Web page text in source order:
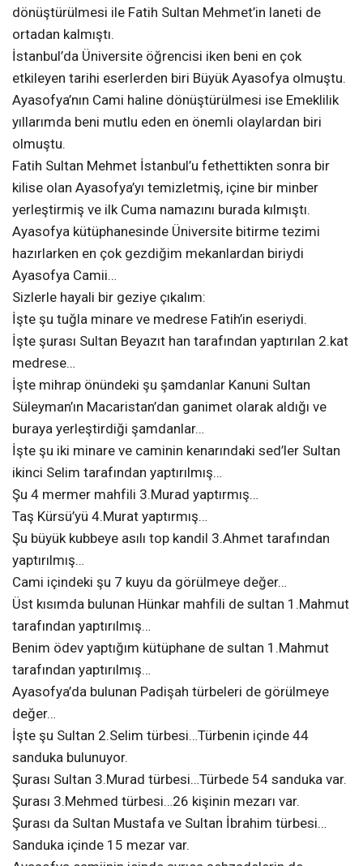
dönüştürülmesi ile Fatih Sultan Mehmet’in laneti de
ortadan kalmıştı.
İstanbul’da Üniversite öğrencisi iken beni en çok
etkileyen tarihi eserlerden biri Büyük Ayasofya olmuştu.
Ayasofya’nın Cami haline dönüştürülmesi ise Emeklilik
yıllarımda beni mutlu eden en önemli olaylardan biri
olmuştu.
Fatih Sultan Mehmet İstanbul’u fethettikten sonra bir
kilise olan Ayasofya’yı temizletmiş, içine bir minber
yerleştirmiş ve ilk Cuma namazını burada kılmıştı.
Ayasofya kütüphanesinde Üniversite bitirme tezimi
hazırlarken en çok gezdiğim mekanlardan biriydi
Ayasofya Camii…
Sizlerle hayali bir geziye çıkalım:
İşte şu tuğla minare ve medrese Fatih’in eseriydi.
İşte şurası Sultan Beyazıt han tarafından yaptırılan 2.kat
medrese…
İşte mihrap önündeki şu şamdanlar Kanuni Sultan
Süleyman’ın Macaristan’dan ganimet olarak aldığı ve
buraya yerleştirdiği şamdanlar…
İşte şu iki minare ve caminin kenarındaki sed’ler Sultan
ikinci Selim tarafından yaptırılmış…
Şu 4 mermer mahfili 3.Murad yaptırmış…
Taş Kürsü’yü 4.Murat yaptırmış…
Şu büyük kubbeye asılı top kandil 3.Ahmet tarafından
yaptırılmış…
Cami içindeki şu 7 kuyu da görülmeye değer…
Üst kısımda bulunan Hünkar mahfili de sultan 1.Mahmut
tarafından yaptırılmış…
Benim ödev yaptığım kütüphane de sultan 1.Mahmut
tarafından yaptırılmış…
Ayasofya’da bulunan Padişah türbeleri de görülmeye
değer…
İşte şu Sultan 2.Selim türbesi…Türbenin içinde 44
sanduka bulunuyor.
Şurası Sultan 3.Murad türbesi…Türbede 54 sanduka var.
Şurası 3.Mehmed türbesi…26 kişinin mezarı var.
Şurası da Sultan Mustafa ve Sultan İbrahim türbesi…
Sanduka içinde 15 mezar var.